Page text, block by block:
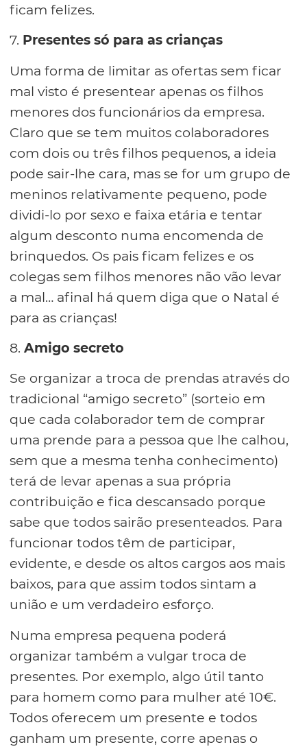
ficam felizes.
7. Presentes só para as crianças
Uma forma de limitar as ofertas sem ficar
mal visto é presentear apenas os filhos
menores dos funcionários da empresa.
Claro que se tem muitos colaboradores
com dois ou três filhos pequenos, a ideia
pode sair-lhe cara, mas se for um grupo de
meninos relativamente pequeno, pode
dividi-lo por sexo e faixa etária e tentar
algum desconto numa encomenda de
brinquedos. Os pais ficam felizes e os
colegas sem filhos menores não vão levar
a mal… afinal há quem diga que o Natal é
para as crianças!
8. Amigo secreto
Se organizar a troca de prendas através do
tradicional “amigo secreto” (sorteio em
que cada colaborador tem de comprar
uma prende para a pessoa que lhe calhou,
sem que a mesma tenha conhecimento)
terá de levar apenas a sua própria
contribuição e fica descansado porque
sabe que todos sairão presenteados. Para
funcionar todos têm de participar,
evidente, e desde os altos cargos aos mais
baixos, para que assim todos sintam a
união e um verdadeiro esforço.
Numa empresa pequena poderá
organizar também a vulgar troca de
presentes. Por exemplo, algo útil tanto
para homem como para mulher até 10€.
Todos oferecem um presente e todos
ganham um presente, corre apenas o